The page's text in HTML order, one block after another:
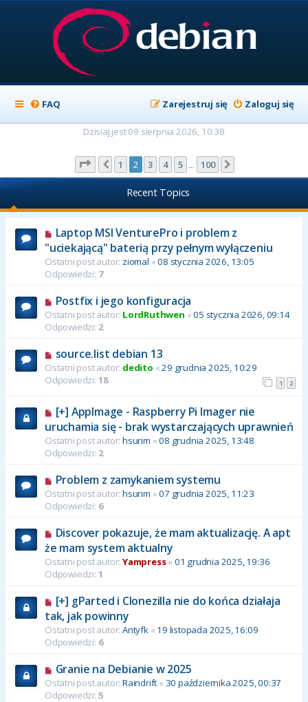
FAQ Zaloguj się
Zarejestruj się
Dzisiaj jest 09 sierpnia 2026, 10:38
Strona z100
Poprzednia
1 2 3 4 5 100
Recent Topics
Laptop MSI VenturePro i problem z
"uciekającą" baterią przy pełnym wyłączeniu
Ostatni post autor: ziomal «08 stycznia 2026, 13:05
Odpowiedzi: 7
Postfix i jego konfiguracja
Ostatni post autor: LordRuthwen «05 stycznia 2026, 09:14
Odpowiedzi: 2
source.list debian 13
Ostatni post autor: dedito «29 grudnia 2025, 10:29
Odpowiedzi: 18 1 2
[+] AppImage - Raspberry Pi Imager nie
uruchamia się - brak wystarczających uprawnień
Ostatni post autor: hsurim «08 grudnia 2025, 13:48
Odpowiedzi: 2
Problem z zamykaniem systemu
Ostatni post autor: hsurim «07 grudnia 2025, 11:23
Odpowiedzi: 6
Discover pokazuje, że mam aktualizację. A apt
że mam system aktualny
Ostatni post autor: Yampress« 01 grudnia 2025, 19:36
Odpowiedzi: 1
[+] gParted i Clonezilla nie do końca działaja
tak, jak powinny
Ostatni post autor: Antyfk« 19 listopada 2025, 16:09
Odpowiedzi: 6
Granie na Debianie w 2025
Ostatni post autor: Raindrift « 30 października 2025, 00:37
Odpowiedzi: 5